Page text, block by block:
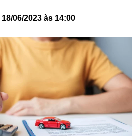
18/06/2023 às 14:00